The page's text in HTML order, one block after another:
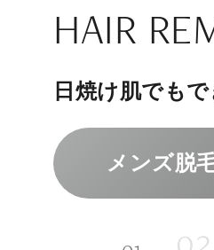
上質な美容医
人気メニ
HAIR
日焼け肌でも
メンズ脱
組めるスキン
スキンケ
“男性”特化の美
コンセプ
内側から若々し
エクソソ
NAD+点
メンバーシッ
メンバー